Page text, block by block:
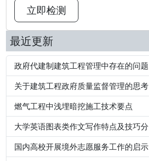
立即检测
最近更新
政府代建制建筑工程管理中存在的问题
关于建筑工程政府质量监督管理的思考
燃气工程中浅埋暗挖施工技术要点
大学英语图表类作文写作特点及技巧分
国内高校开展境外志愿服务工作的启示